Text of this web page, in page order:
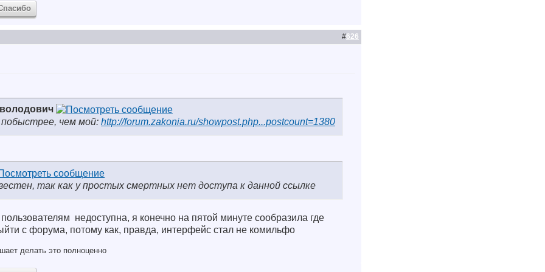
#626
чем мой: http://forum.zakonia.ru/showpost.php...postcount=1380
так как у простых смертных нет доступа к данной ссылке
недоступна, я конечно на пятой минуте сообразила где
с форума, потому как, правда, интерфейс стал не комильфо
делать это полноценно